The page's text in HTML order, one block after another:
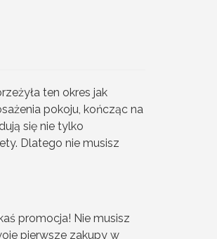
ten okres jak
pokoju, kończąc na
się nie tylko
Dlatego nie musisz
promocja! Nie musisz
pierwsze zakupy w